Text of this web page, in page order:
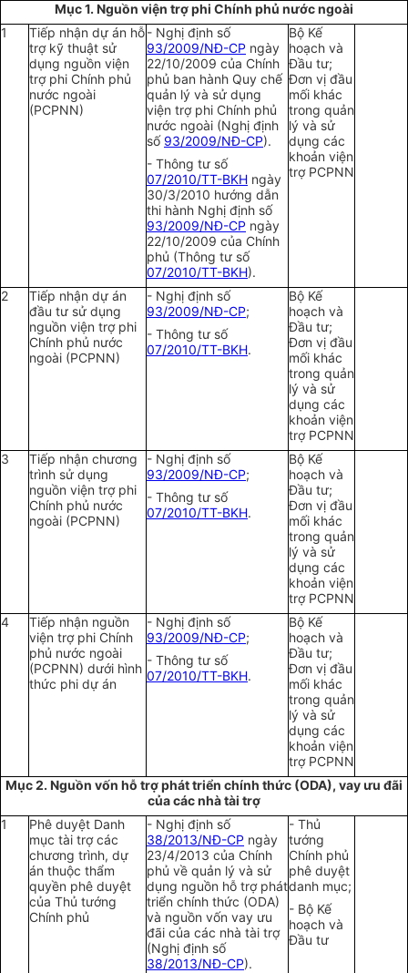
Mục 1. Nguồn viện trợ phi Chính phủ nước ngoài
1
Tiếp nhận dự án hỗ
trợ kỹ thuật sử
dụng nguồn viện
trợ phi Chính phủ
nước ngoài
(PCPNN)
- Nghị định số
93/2009/NĐ-CP ngày
22/10/2009 của Chính
phủ ban hành Quy chế
quản lý và sử dụng
viện trợ phi Chính phủ
nước ngoài (Nghị định
số 93/2009/NĐ-CP).
- Thông tư số
07/2010/TT-BKH ngày
30/3/2010 hướng dẫn
thi hành Nghị định số
93/2009/NĐ-CP ngày
22/10/2009 của Chính
phủ (Thông tư số
07/2010/TT-BKH).
Bộ Kế
hoạch và
Đầu tư;
Đơn vị đầu
mối khác
trong quản
lý và sử
dụng các
khoản viện
trợ PCPNN
2
Tiếp nhận dự án
đầu tư sử dụng
nguồn viện trợ phi
Chính phủ nước
ngoài (PCPNN)
- Nghị định số
93/2009/NĐ-CP;
- Thông tư số
07/2010/TT-BKH.
Bộ Kế
hoạch và
Đầu tư;
Đơn vị đầu
mối khác
trong quản
lý và sử
dụng các
khoản viện
trợ PCPNN
3
Tiếp nhận chương
trình sử dụng
nguồn viện trợ phi
Chính phủ nước
ngoài (PCPNN)
- Nghị định số
93/2009/NĐ-CP;
- Thông tư số
07/2010/TT-BKH.
Bộ Kế
hoạch và
Đầu tư;
Đơn vị đầu
mối khác
trong quản
lý và sử
dụng các
khoản viện
trợ PCPNN
4
Tiếp nhận nguồn
viện trợ phi Chính
phủ nước ngoài
(PCPNN) dưới hình
thức phi dự án
- Nghị định số
93/2009/NĐ-CP;
- Thông tư số
07/2010/TT-BKH.
Bộ Kế
hoạch và
Đầu tư;
Đơn vị đầu
mối khác
trong quản
lý và sử
dụng các
khoản viện
trợ PCPNN
Mục 2. Nguồn vốn hỗ trợ phát triển chính thức (ODA), vay ưu đãi
của các nhà tài trợ
1
Phê duyệt Danh
mục tài trợ các
chương trình, dự
án thuộc thẩm
quyền phê duyệt
của Thủ tướng
Chính phủ
- Nghị định số
38/2013/NĐ-CP ngày
23/4/2013 của Chính
phủ về quản lý và sử
dụng nguồn hỗ trợ phát
triển chính thức (ODA)
và nguồn vốn vay ưu
đãi của các nhà tài trợ
(Nghị định số
38/2013/NĐ-CP).
- Thủ
tướng
Chính phủ
phê duyệt
danh mục;
- Bộ Kế
hoạch và
Đầu tư